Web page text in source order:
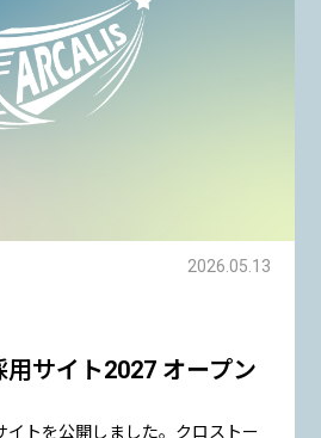
2026.05.13
サイト2027 オープン
イトを公開しました。クロストー